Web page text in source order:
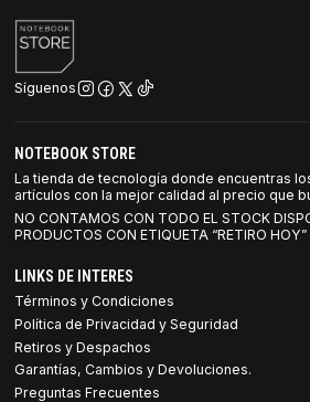
Síguenos
NOTEBOOK STORE
La tienda de tecnología donde encuentras
artículos con la mejor calidad al precio que
NO CONTAMOS CON TODO EL STOCK
PRODUCTOS CON ETIQUETA “RETIRO HOY”
LINKS DE INTERES
Términos y Condiciones
Política de Privacidad y Seguridad
Retiros y Despachos
Garantías, Cambios y Devoluciones.
Preguntas Frecuentes